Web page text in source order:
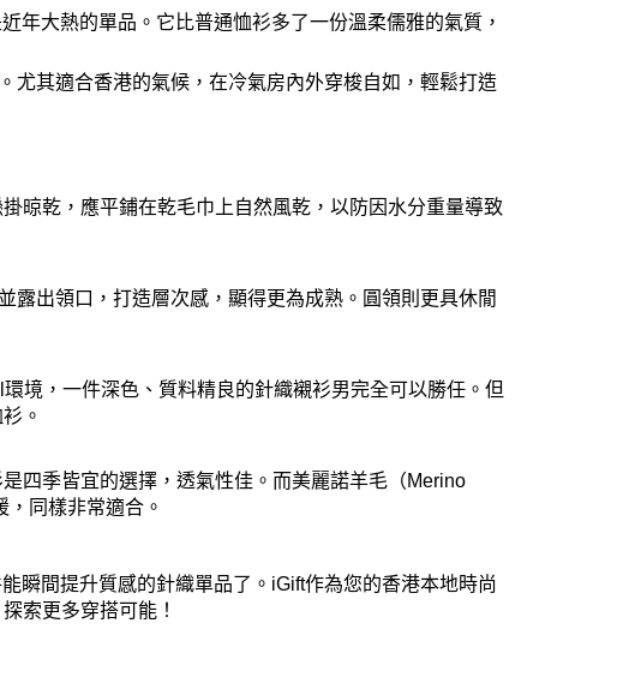
年大熱的單品。它比普通恤衫多了一份溫柔儒雅的氣質，
尤其適合香港的氣候，在冷氣房內外穿梭自如，輕鬆打造
晾乾，應平鋪在乾毛巾上自然風乾，以防因水分重量導致
露出領口，打造層次感，顯得更為成熟。圓領則更具休閒
環境，一件深色、質料精良的針織襯衫男完全可以勝任。但
。
四季皆宜的選擇，透氣性佳。而美麗諾羊毛（Merino
同樣非常適合。
瞬間提升質感的針織單品了。 iGift作為您的香港本地時尚
索更多穿搭可能！